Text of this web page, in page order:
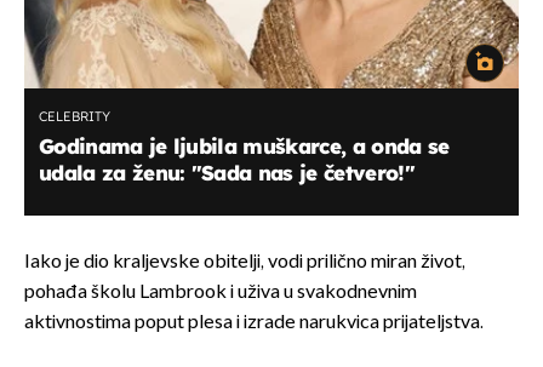
CELEBRITY
Godinama je ljubila muškarce, a onda se
udala za ženu: "Sada nas je četvero!"
Iako je dio kraljevske obitelji, vodi prilično miran život,
pohađa školu Lambrook i uživa u svakodnevnim
aktivnostima poput plesa i izrade narukvica prijateljstva.